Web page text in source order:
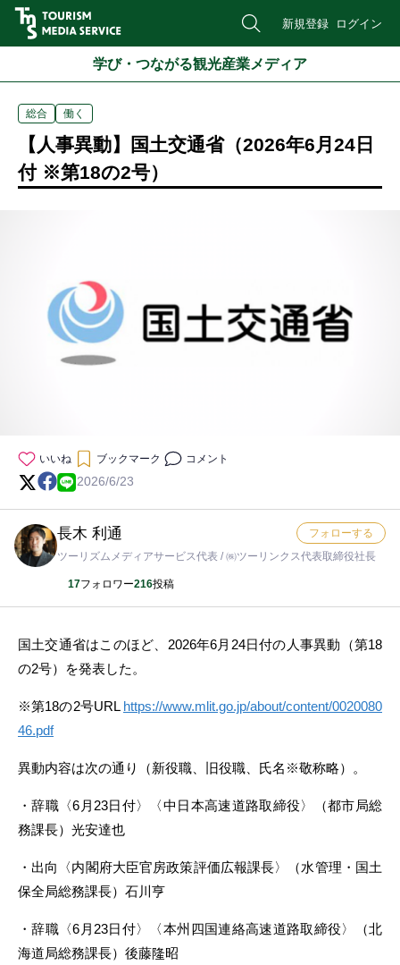
新規登録 ログイン
学び・つながる観光産業メディア
総合 働く
【人事異動】国土交通省（2026年6月24日
付 ※第18の2号）
いいね ブックマーク コメント
2026/6/23
長木 利通
ツーリズムメディアサービス代表 / ㈱ツーリンクス代表取締役社長
17フォロワー216投稿
フォローする
国土交通省はこのほど、2026年6月24日付の人事異動（第18
の2号）を発表した。
※第18の2号URL https://www.mlit.go.jp/about/content/0020080
46.pdf
異動内容は次の通り（新役職、旧役職、氏名※敬称略）。
・辞職〈6月23日付〉〈中日本高速道路取締役〉（都市局総
務課長）光安達也
・出向〈内閣府大臣官房政策評価広報課長〉（水管理・国土
保全局総務課長）石川亨
・辞職〈6月23日付〉〈本州四国連絡高速道路取締役〉（北
海道局総務課長）後藤隆昭